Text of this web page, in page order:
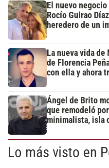
El nuevo
Rocío Guirao
heredero de un
La nueva vida
de Florencia
con ella y ahora
Ángel de Brito
que remodeló
minimalista, isla
Lo más visto en